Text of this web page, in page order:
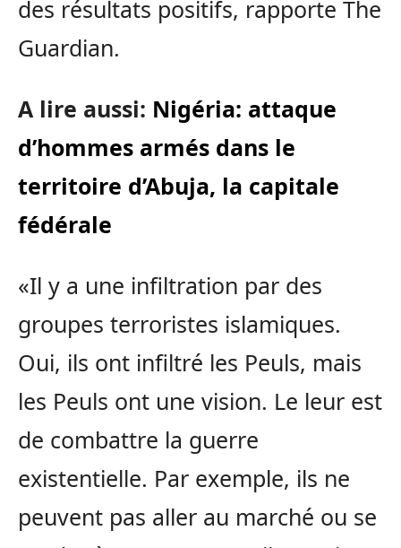
des résultats positifs, rapporte The
Guardian.
A lire aussi: Nigéria: attaque
d’hommes armés dans le
territoire d’Abuja, la capitale
fédérale
«Il y a une infiltration par des
groupes terroristes islamiques.
Oui, ils ont infiltré les Peuls, mais
les Peuls ont une vision. Le leur est
de combattre la guerre
existentielle. Par exemple, ils ne
peuvent pas aller au marché ou se